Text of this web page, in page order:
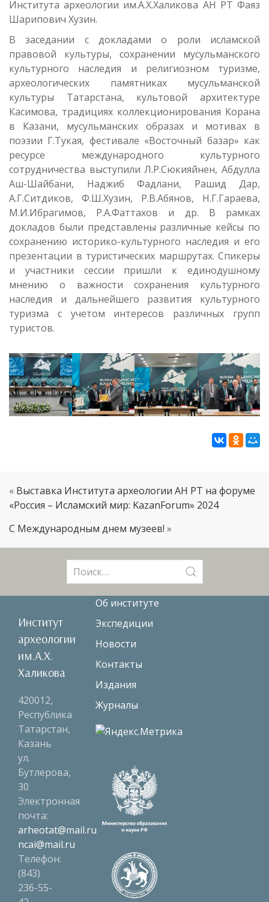
Института археологии им.А.Х.Халикова АН РТ Фаяз
Шарипович Хузин.
В заседании с докладами о роли исламской
правовой культуры, сохранении мусульманского
культурного наследия и религиозном туризме,
археологических памятниках мусульманской
культуры Татарстана, культовой архитектуре
Касимова, традициях коллекционирования Корана
в Казани, мусульманских образах и мотивах в
поэзии Г.Тукая, фестивале «Восточный базар» как
ресурсе международного культурного
сотрудничества выступили Л.Р.Сюкияйнен, Абдулла
Аш-Шайбани, Наджиб Фадлани, Рашид Дар,
А.Г.Ситдиков, Ф.Ш.Хузин, Р.В.Абянов, Н.Г.Гараева,
М.И.Ибрагимов, Р.А.Фаттахов и др. В рамках
докладов были представлены различные кейсы по
сохранению историко-культурного наследия и его
презентации в туристических маршрутах. Спикеры
и участники сессии пришли к единодушному
мнению о важности сохранения культурного
наследия и дальнейшего развития культурного
туризма с учетом интересов различных групп
туристов.
« Выставка Института археологии АН РТ на форуме
«Россия – Исламский мир: KazanForum» 2024
С Международным днем музеев! »
Институт
археологии
им.А.Х.
Халикова
420012,
Республика
Татарстан,
Казань
ул.
Бутлерова,
30
Электронная
почта:
arheotat@mail.ru
ncai@mail.ru
Телефон:
(843)
236-55-
Об институте
Экспедиции
Новости
Контакты
Издания
Журналы